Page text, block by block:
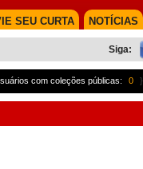
NOTÍCIAS
SEU CURTA
Siga:
com coleções públicas: 0 }